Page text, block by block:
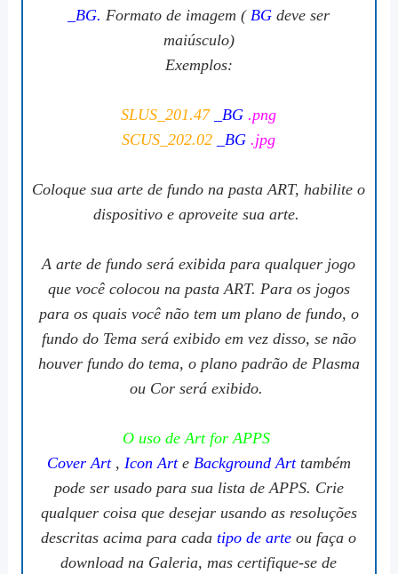
_BG. Formato de imagem ( BG deve ser
maiúsculo)
Exemplos:
SLUS_201.47 _BG.png
SCUS_202.02
_BG .jpg
Coloque sua arte de fundo na pasta ART, habilite o
dispositivo e aproveite sua arte.
A arte de fundo será exibida para qualquer jogo
que você colocou na pasta ART. Para os jogos
para os quais você não tem um plano de fundo, o
fundo do Tema será exibido em vez disso, se não
houver fundo do tema, o plano padrão de Plasma
ou Cor será exibido.
O uso de Art for APPS
Cover Art, Icon Arte Background Arttambém
pode ser usado para sua lista de APPS. Crie
qualquer coisa que desejar usando as resoluções
descritas acima para cadatipo de arte ou faça o
download na Galeria, mas certifique-se de